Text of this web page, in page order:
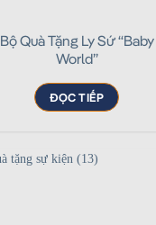
Bộ Quà Tặng Ly Sứ “Baby
World”
ĐỌC TIẾP